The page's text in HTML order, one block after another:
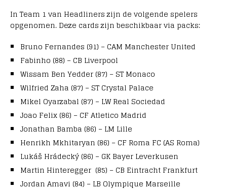
In Team 1 van Headliners zijn de volgende spelers
opgenomen. Deze cards zijn beschikbaar via packs:
Bruno Fernandes (91) – CAM Manchester United
Fabinho (88) – CB Liverpool
Wissam Ben Yedder (87) – ST Monaco
Wilfried Zaha (87) – ST Crystal Palace
Mikel Oyarzabal (87) – LW Real Sociedad
Joao Felix (86) – CF Atletico Madrid
Jonathan Bamba (86) – LM Lille
Henrikh Mkhitaryan (86) – CF Roma FC (AS Roma)
Lukáš Hrádecký (86) – GK Bayer Leverkusen
Martin Hinteregger (85) – CB Eintracht Frankfurt
Jordan Amavi (84) – LB Olympique Marseille